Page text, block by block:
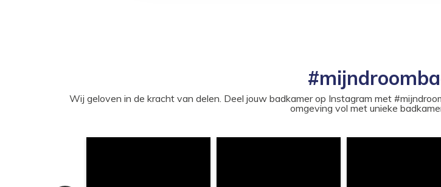
Wij geloven in de kracht van delen. Deel jouw badkamer op Instagram met
omgeving vol met unieke